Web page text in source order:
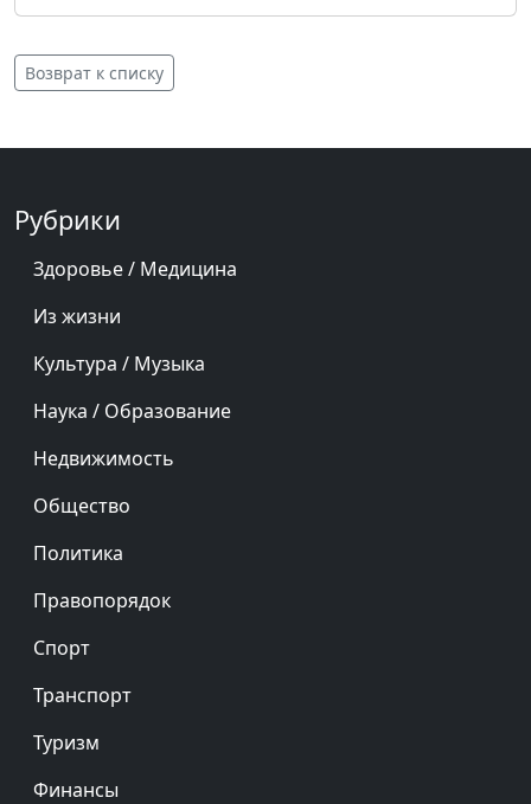
Возврат к списку
Рубрики
Здоровье / Медицина
Из жизни
Культура / Музыка
Наука / Образование
Недвижимость
Общество
Политика
Правопорядок
Спорт
Транспорт
Туризм
Финансы